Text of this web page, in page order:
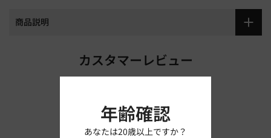
商品説明
カスタマーレビュー
レビューを書く
年齢確認
あなたは20歳以上ですか？